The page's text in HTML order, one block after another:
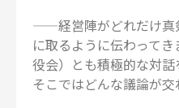
——経営陣がどれだけ真
に取るように伝わって
役会）とも積極的な対話
そこではどんな議論が